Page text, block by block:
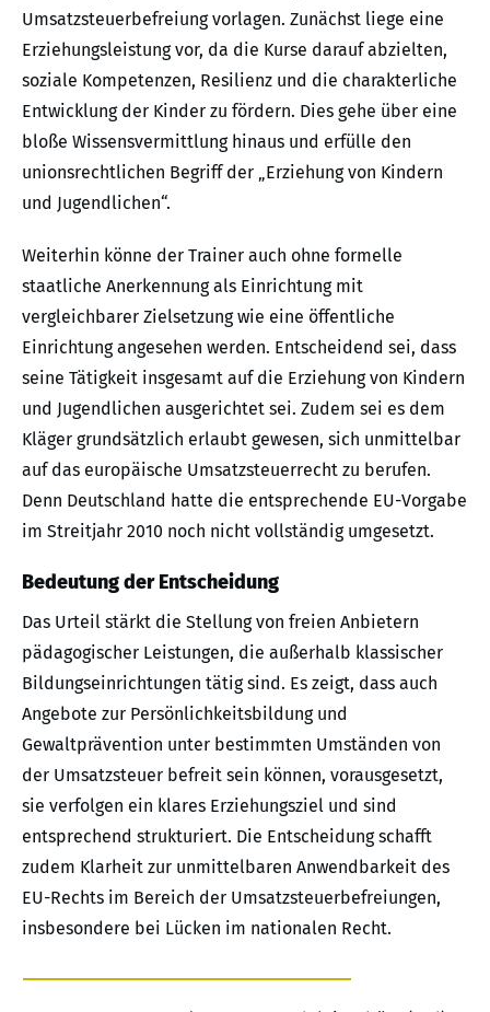
Umsatzsteuerbefreiung vorlagen. Zunächst liege eine
Erziehungsleistung vor, da die Kurse darauf abzielten,
soziale Kompetenzen, Resilienz und die charakterliche
Entwicklung der Kinder zu fördern. Dies gehe über eine
bloße Wissensvermittlung hinaus und erfülle den
unionsrechtlichen Begriff der „Erziehung von Kindern
und Jugendlichen“.
Weiterhin könne der Trainer auch ohne formelle
staatliche Anerkennung als Einrichtung mit
vergleichbarer Zielsetzung wie eine öffentliche
Einrichtung angesehen werden. Entscheidend sei, dass
seine Tätigkeit insgesamt auf die Erziehung von Kindern
und Jugendlichen ausgerichtet sei. Zudem sei es dem
Kläger grundsätzlich erlaubt gewesen, sich unmittelbar
auf das europäische Umsatzsteuerrecht zu berufen.
Denn Deutschland hatte die entsprechende EU-Vorgabe
im Streitjahr 2010 noch nicht vollständig umgesetzt.
Bedeutung der Entscheidung
Das Urteil stärkt die Stellung von freien Anbietern
pädagogischer Leistungen, die außerhalb klassischer
Bildungseinrichtungen tätig sind. Es zeigt, dass auch
Angebote zur Persönlichkeitsbildung und
Gewaltprävention unter bestimmten Umständen von
der Umsatzsteuer befreit sein können, vorausgesetzt,
sie verfolgen ein klares Erziehungsziel und sind
entsprechend strukturiert. Die Entscheidung schafft
zudem Klarheit zur unmittelbaren Anwendbarkeit des
EU-Rechts im Bereich der Umsatzsteuerbefreiungen,
insbesondere bei Lücken im nationalen Recht.